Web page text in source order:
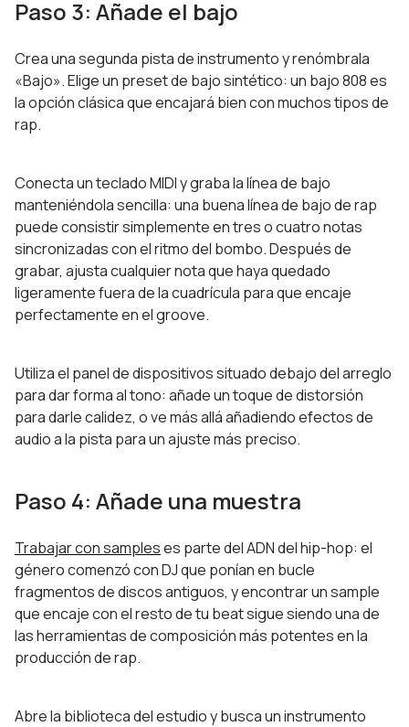
Paso 3: Añade el bajo
Crea una segunda pista de instrumento y renómbrala
«Bajo». Elige un preset de bajo sintético: un bajo 808 es
la opción clásica que encajará bien con muchos tipos de
rap.
Conecta un teclado MIDI y graba la línea de bajo
manteniéndola sencilla: una buena línea de bajo de rap
puede consistir simplemente en tres o cuatro notas
sincronizadas con el ritmo del bombo. Después de
grabar, ajusta cualquier nota que haya quedado
ligeramente fuera de la cuadrícula para que encaje
perfectamente en el groove.
Utiliza el panel de dispositivos situado debajo del arreglo
para dar forma al tono: añade un toque de distorsión
para darle calidez, o ve más allá añadiendo efectos de
audio a la pista para un ajuste más preciso.
Paso 4: Añade una muestra
Trabajar con sampleses parte del ADN del hip-hop: el
género comenzó con DJ que ponían en bucle
fragmentos de discos antiguos, y encontrar un sample
que encaje con el resto de tu beat sigue siendo una de
las herramientas de composición más potentes en la
producción de rap.
Abre la biblioteca del estudio y busca un instrumento